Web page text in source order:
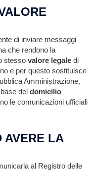
di inviare messaggi
che rendono la
stesso valore legale di
e per questo sostituisce
Amministrazione,
del domicilio
le comunicazioni ufficiali
AVERE LA
al Registro delle